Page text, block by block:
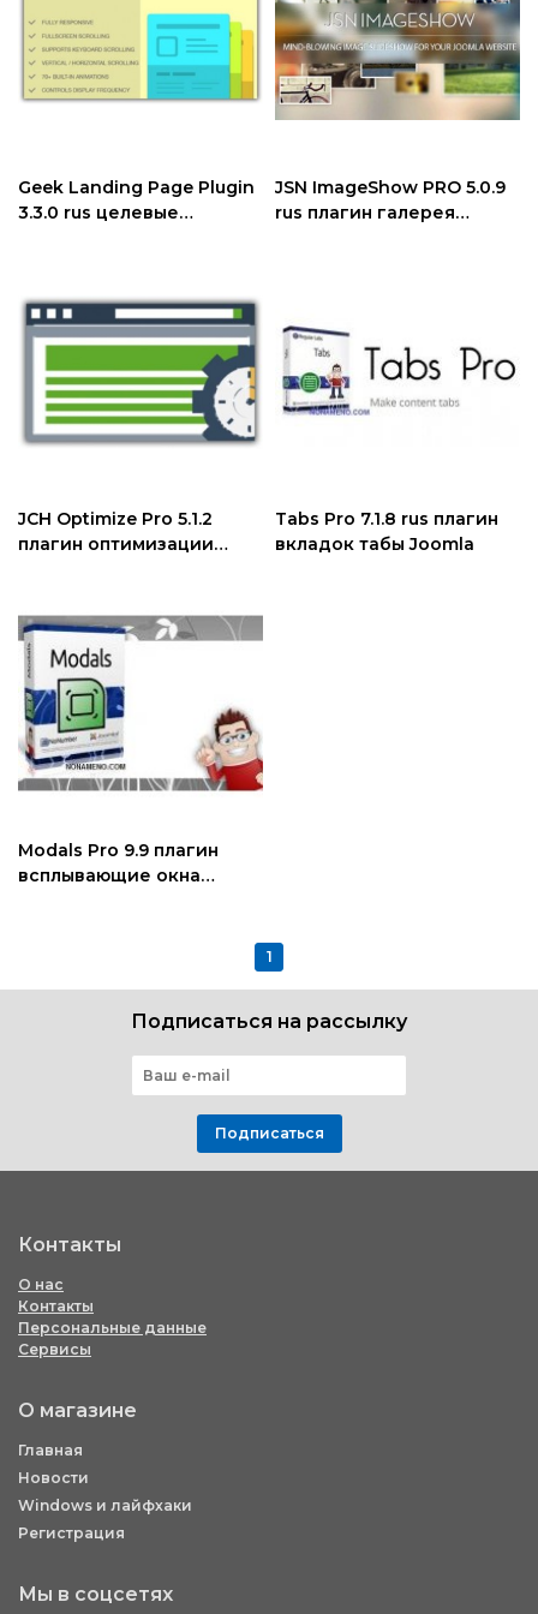
Geek Landing Page Plugin
3.3.0 rus целевые
JSN ImageShow PRO 5.0.9
rus плагин галерея
JCH Optimize Pro 5.1.2
плагин оптимизации
Tabs Pro 7.1.8 rus плагин
вкладок табы Joomla
Modals Pro 9.9 плагин
всплывающие окна
1
Подписаться на рассылку
Подписаться
Контакты
О нас
Контакты
Персональные данные
Сервисы
О магазине
Главная
Новости
Windows и лайфхаки
Регистрация
Мы в соцсетях